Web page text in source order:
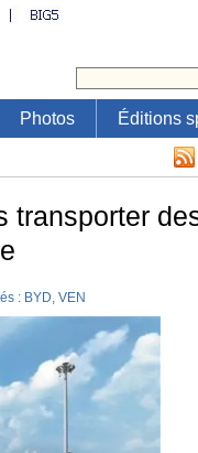
Photos Éditions
transporter
: BYD, VEN